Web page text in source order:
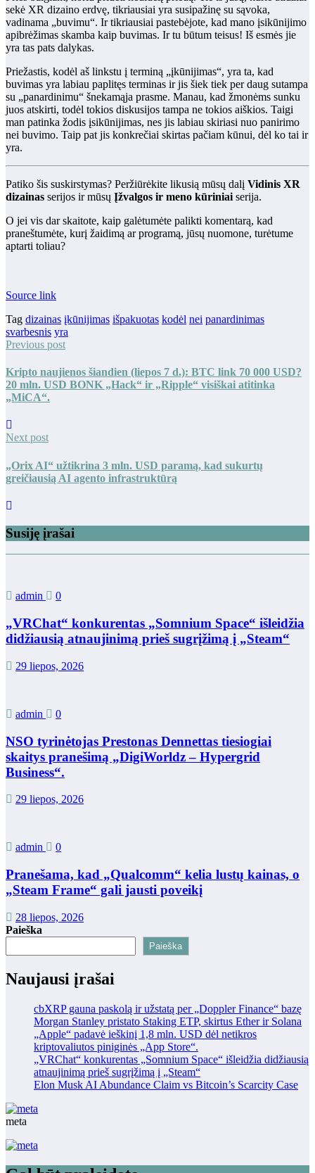
sekė XR dizaino erdvę, tikriausiai yra susipažinę su sąvoka,
vadinama „buvimu“. Ir tikriausiai pastebėjote, kad mano įsikūnijimo
apibrėžimas skamba kaip buvimas. Ir tu būtum teisus! Iš esmės jie
yra tas pats dalykas.
Priežastis, kodėl aš linkstu į terminą „įkūnijimas“, yra ta, kad
buvimas yra labiau paplitęs terminas ir jis šiek tiek per daug sutampa
su „panardinimu“ šnekamąja prasme. Manau, kad žmonėms sunku
juos atskirti, todėl tokios diskusijos tampa ne tokios aiškios. Taigi
man patinka žodis įsikūnijimas, nes jis labiau skiriasi nuo panirimo
nei buvimo. Taip pat jis konkrečiai skirtas pačiam kūnui, dėl ko tai ir
yra.
Patiko šis suskirstymas? Peržiūrėkite likusią mūsų dalį Vidinis XR
dizainas serijos ir mūsų Įžvalgos ir meno kūriniai serija.
O jei vis dar skaitote, kaip galėtumėte palikti komentarą, kad
praneštumėte, kurį žaidimą ar programą, jūsų nuomone, turėtume
aptarti toliau?
Source link
Tag dizainas įkūnijimas išpakuotas kodėl nei panardinimas
svarbesnis yra
Previous post
Kripto naujienos šiandien (liepos 7 d.): BTC link 70 000 USD?
20 mln. USD BONK „Hack“ ir „Ripple“ visiškai atitinka
„MiCA“.
Next post
„Orix AI“ užtikrina 3 mln. USD paramą, kad sukurtų
greičiausią AI agento infrastruktūrą
Susiję įrašai
admin 0
„VRChat“ konkurentas „Somnium Space“ išleidžia
didžiausią atnaujinimą prieš sugrįžimą į „Steam“
29 liepos, 2026
admin 0
NSO tyrinėtojas Prestonas Dennettas tiesiogiai
skaitys pranešimą „DigiWorldz – Hypergrid
Business“.
29 liepos, 2026
admin 0
Pranešama, kad „Qualcomm“ kelia lustų kainas, o
„Steam Frame“ gali jausti poveikį
28 liepos, 2026
Paieška
Paieška
Naujausi įrašai
cbXRP gauna paskolą ir užstatą per „Doppler Finance“ bazę
Morgan Stanley pristato Staking ETP, skirtus Ether ir Solana
„Apple“ padavė ieškinį 1,8 mln. USD dėl netikros
kriptovaliutos piniginės „App Store“.
„VRChat“ konkurentas „Somnium Space“ išleidžia didžiausią
atnaujinimą prieš sugrįžimą į „Steam“
Elon Musk AI Abundance Claim vs Bitcoin’s Scarcity Case
meta